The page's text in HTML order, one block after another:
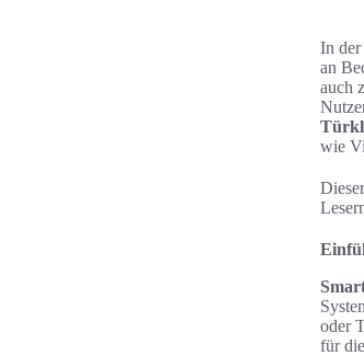
In
an
auch
wie
oder
für